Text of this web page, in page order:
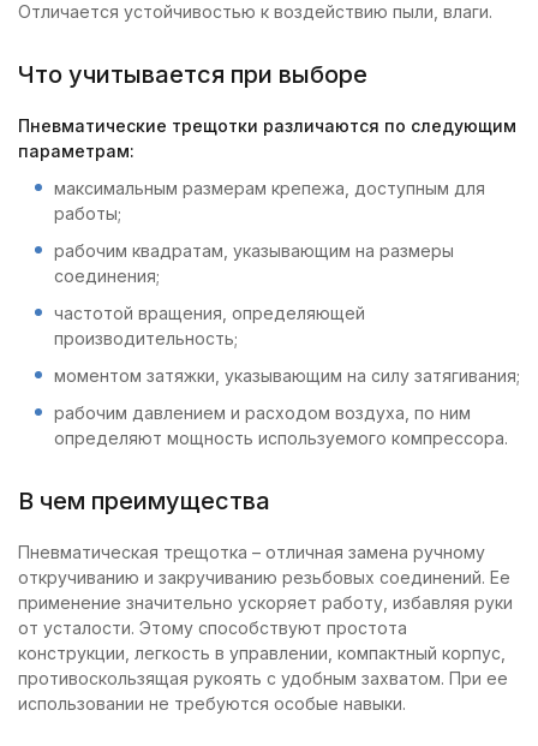
Отличается устойчивостью к воздействию пыли, влаги.
Что учитывается при выборе
Пневматические трещотки различаются по следующим
параметрам:
максимальным размерам крепежа, доступным для
работы;
рабочим квадратам, указывающим на размеры
соединения;
частотой вращения, определяющей
производительность;
моментом затяжки, указывающим на силу затягивания;
рабочим давлением и расходом воздуха, по ним
определяют мощность используемого компрессора.
В чем преимущества
Пневматическая трещотка – отличная замена ручному
откручиванию и закручиванию резьбовых соединений. Ее
применение значительно ускоряет работу, избавляя руки
от усталости. Этому способствуют простота
конструкции, легкость в управлении, компактный корпус,
противоскользящая рукоять с удобным захватом. При ее
использовании не требуются особые навыки.